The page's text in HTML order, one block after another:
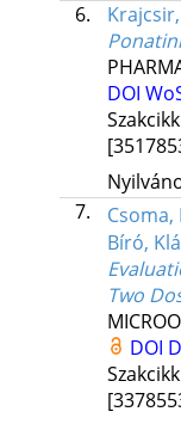
6.
DOI
7.
Csoma,
Bíró,
Two
DOI